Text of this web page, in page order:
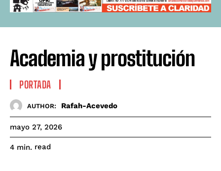
Academia y prostitución
PORTADA
AUTHOR: Rafah-Acevedo
mayo 27, 2026
4 min. read